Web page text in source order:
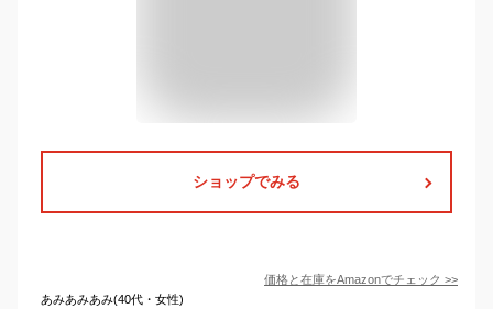
ショップでみる
価格と在庫をAmazonでチェック >>
あみあみあみ(40代・女性)